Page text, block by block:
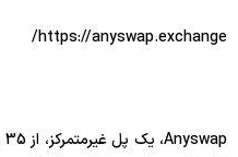
https://anyswap.exchange/